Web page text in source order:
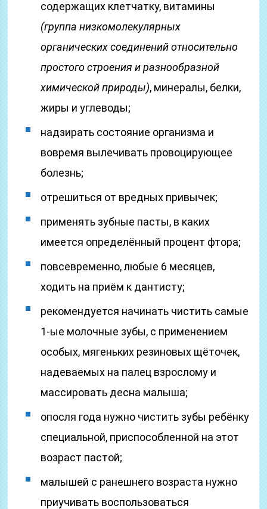
содержащих клетчатку, витамины
(группа низкомолекулярных
органических соединений относительно
простого строения и разнообразной
химической природы), минералы, белки,
жиры и углеводы;
надзирать состояние организма и
вовремя вылечивать провоцирующее
болезнь;
отрешиться от вредных привычек;
применять зубные пасты, в каких
имеется определённый процент фтора;
повсевременно, любые 6 месяцев,
ходить на приём к дантисту;
рекомендуется начинать чистить самые
1-ые молочные зубы, с применением
особых, мягеньких резиновых щёточек,
надеваемых на палец взрослому и
массировать десна малыша;
опосля года нужно чистить зубы ребёнку
специальной, приспособленной на этот
возраст пастой;
малышей с ранешнего возраста нужно
приучивать воспользоваться